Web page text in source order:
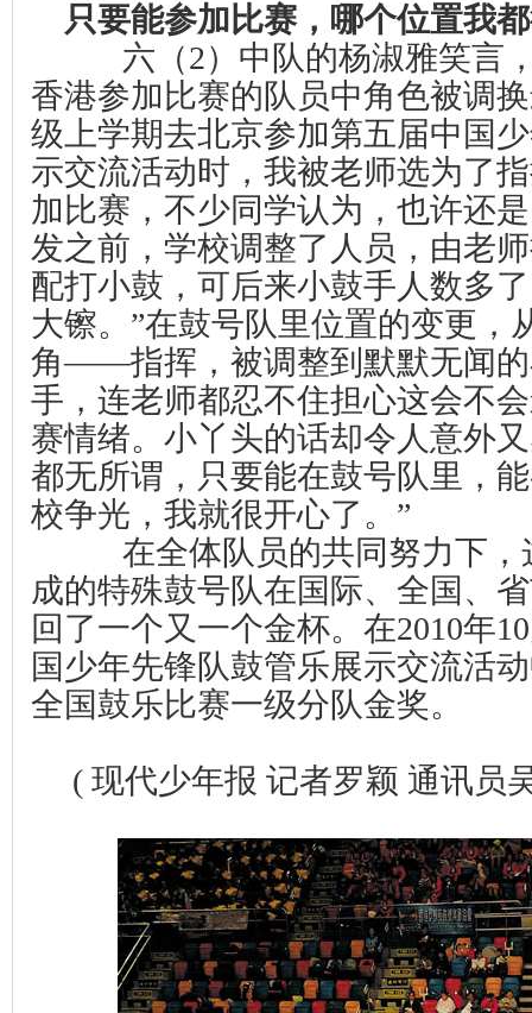
只要能参加比赛，哪个位置我
六（2）中队的杨淑雅笑言
香港参加比赛的队员中角色被调
级上学期去北京参加第五届中国
示交流活动时，我被老师选为了
加比赛，不少同学认为，也许还
发之前，学校调整了人员，由老
配打小鼓，可后来小鼓手人数多
大镲。”在鼓号队里位置的变更，
角——指挥，被调整到默默无闻
手，连老师都忍不住担心这会不
赛情绪。小丫头的话却令人意外
都无所谓，只要能在鼓号队里，
校争光，我就很开心了。”
在全体队员的共同努力下，
成的特殊鼓号队在国际、全国、
回了一个又一个金杯。在2010年10
国少年先锋队鼓管乐展示交流活
全国鼓乐比赛一级分队金奖。
( 现代少年报记者罗颖 通讯员